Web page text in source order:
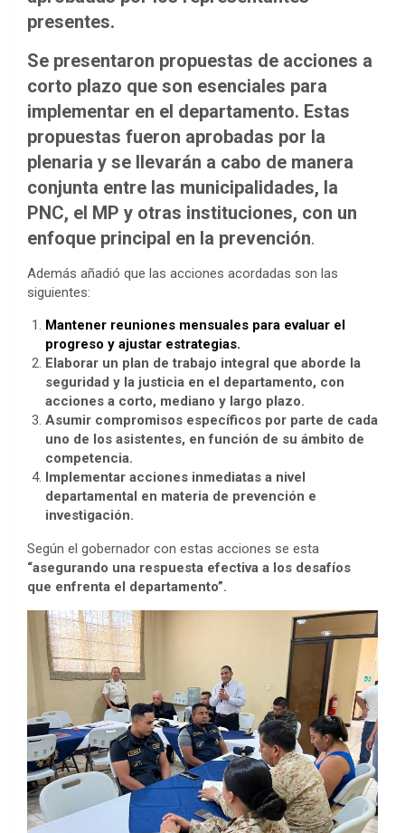
presentes.
Se presentaron propuestas de acciones a
corto plazo que son esenciales para
implementar en el departamento. Estas
propuestas fueron aprobadas por la
plenaria y se llevarán a cabo de manera
conjunta entre las municipalidades, la
PNC, el MP y otras instituciones, con un
enfoque principal en la prevención.
Además añadió que las acciones acordadas son las
siguientes:
Mantener reuniones mensuales para evaluar el
progreso y ajustar estrategias.
Elaborar un plan de trabajo integral que aborde la
seguridad y la justicia en el departamento, con
acciones a corto, mediano y largo plazo.
Asumir compromisos específicos por parte de cada
uno de los asistentes, en función de su ámbito de
competencia.
Implementar acciones inmediatas a nivel
departamental en materia de prevención e
investigación.
Según el gobernador con estas acciones se esta
“asegurando una respuesta efectiva a los desafíos
que enfrenta el departamento”.